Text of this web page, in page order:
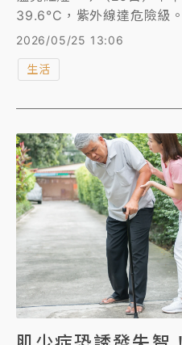
39.6°C，紫外線達危險級
體內養出防護罩，每天可多
謝周期約28天，持續補充
2026/05/25 13:06
生活